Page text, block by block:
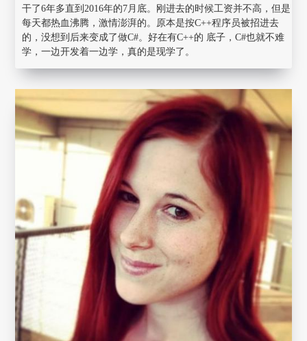
干了6年多直到2016年的7月底。刚进去的时候工资并不高，但是
每天都热血沸腾，激情澎湃的。原本是按C++程序员被招进去
的，没想到后来变成了做C#。好在有C++的 底子，C#也就不难
学，一边开发着一边学，真的是现学了。